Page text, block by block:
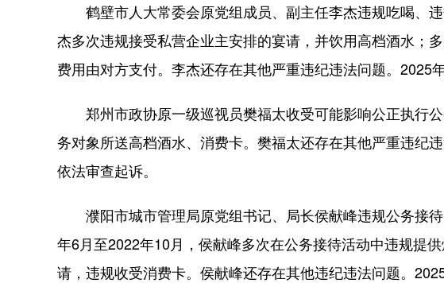
鹤壁市人大常委会原党组成员、副主任李杰违规吃喝、
杰多次违规接受私营企业主安排的宴请，并饮用高档酒水；
费用由对方支付。李杰还存在其他严重违纪违法问题。2025
郑州市政协原一级巡视员樊福太收受可能影响公正执行公
务对象所送高档酒水、消费卡。樊福太还存在其他严重违纪
依法审查起诉。
濮阳市城市管理局原党组书记、局长侯献峰违规公务接待
年6月至2022年10月，侯献峰多次在公务接待活动中违规提
请，违规收受消费卡。侯献峰还存在其他违纪违法问题。